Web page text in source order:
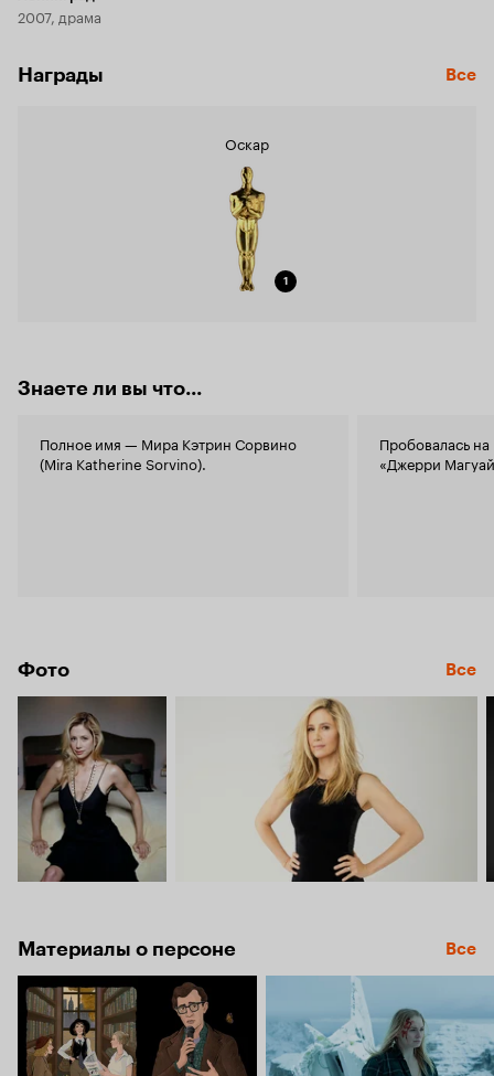
2007, драма
Награды Все
Оскар
1
Знаете ли вы что...
Полное имя — Мира Кэтрин Сорвино
(Mira Katherine Sorvino).
Пробовалась
«Джерри
Фото Все
Материалы о персоне Все